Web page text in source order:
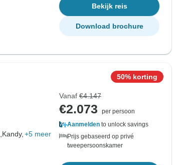
Bekijk reis
Download brochure
Kandy, +5 meer
50% korting
Vanaf €4.147
€2.073
per persoon
Aanmelden to unlock savings
Prijs gebaseerd op privé
tweepersoonskamer